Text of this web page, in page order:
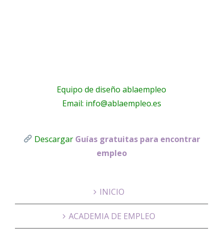
Equipo de diseño ablaempleo
Email: info@ablaempleo.es
Descargar Guías gratuitas para encontrar
empleo
INICIO
ACADEMIA DE EMPLEO